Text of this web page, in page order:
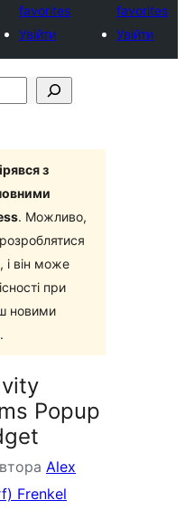
favorites
Увійти
favorites
Увійти
з
. Можливо,
і він може
при
новими
Popup
Alex
Frenkel